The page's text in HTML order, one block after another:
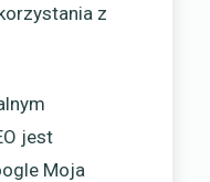
z
jest
Moja